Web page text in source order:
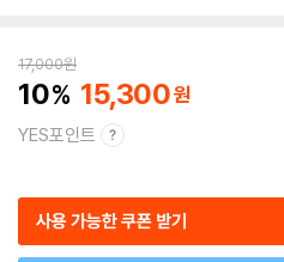
17,000원
10 15,300
YES포인트
사용 가능한 쿠폰 받기